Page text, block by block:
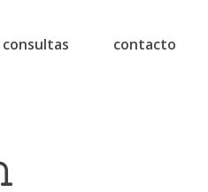
consultas contacto